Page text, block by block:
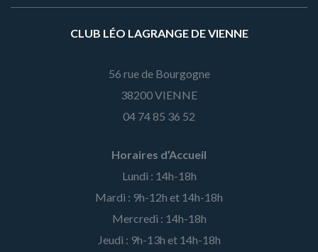
CLUB LÉO LAGRANGE DE VIENNE
56 rue de Bourgogne
38200 VIENNE
04 74 85 36 52
Horaires d’Accueil
Lundi : 14h-18h
Mardi : 9h-12h et 14h-18h
Mercredi : 14h-18h
Jeudi : 9h-13h et 14h-18h